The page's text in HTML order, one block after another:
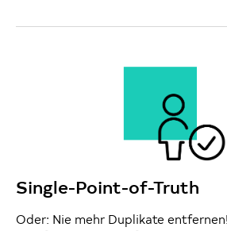
Single-Point-of-Truth
Oder: Nie mehr Duplikate